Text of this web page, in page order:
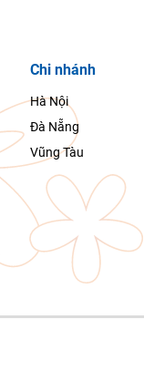
Chi nhánh
Hà Nội
Đà Nẵng
Vũng Tàu